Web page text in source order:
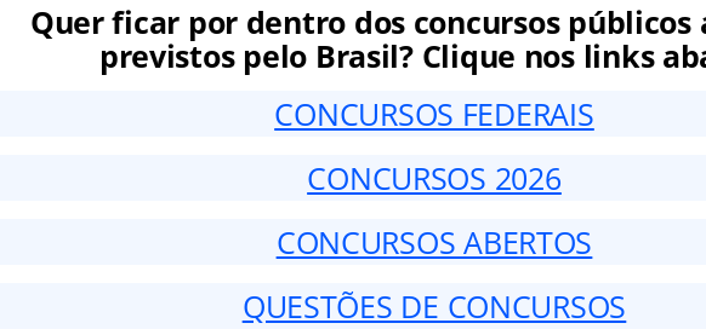
Quer ficar por dentro dos concursos públicos
previstos pelo Brasil? Clique nos links
CONCURSOS FEDERAIS
CONCURSOS 2026
CONCURSOS ABERTOS
QUESTÕES DE CONCURSOS